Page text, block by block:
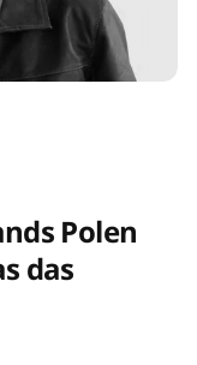
Polen
das